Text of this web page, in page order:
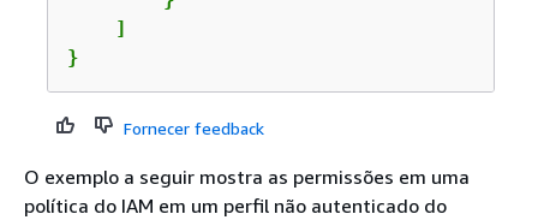
    ]
}
Fornecer feedback
O exemplo a seguir mostra as permissões em uma
política do IAM em um perfil não autenticado do